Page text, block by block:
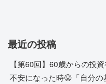
最近の投稿
【第60回】60歳からの投
不安になった時😟「自分